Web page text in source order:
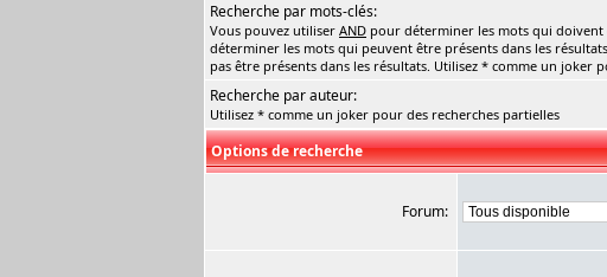
Recherche par mots-clés:
Vous pouvez utiliser AND pour déterminer les mots qui doivent
déterminer les mots qui peuvent être présents dans les
pas être présents dans les résultats. Utilisez * comme un joker
Recherche par auteur:
Utilisez * comme un joker pour des recherches partielles
Options de recherche
Forum: